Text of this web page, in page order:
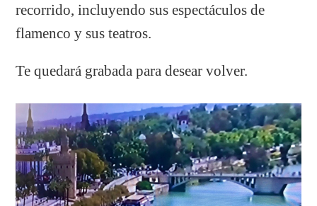
recorrido, incluyendo sus espectáculos de
flamenco y sus teatros.
Te quedará grabada para desear volver.